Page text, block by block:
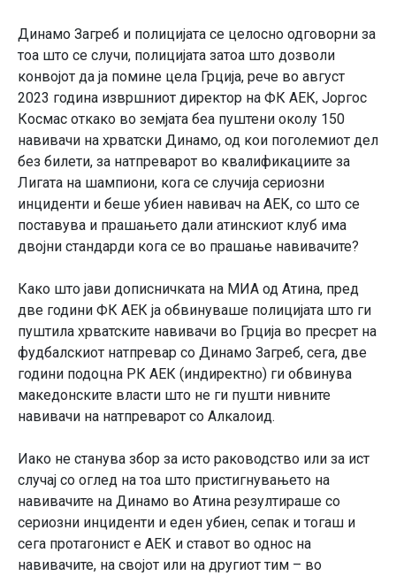
Динамо Загреб и полицијата се целосно одговорни за
тоа што се случи, полицијата затоа што дозволи
конвојот да ја помине цела Грција, рече во август
2023 година извршниот директор на ФК АЕК, Јоргос
Космас откако во земјата беа пуштени околу 150
навивачи на хрватски Динамо, од кои поголемиот дел
без билети, за натпреварот во квалификациите за
Лигата на шампиони, кога се случија сериозни
инциденти и беше убиен навивач на АЕК, со што се
поставува и прашањето дали атинскиот клуб има
двојни стандарди кога се во прашање навивачите?
Како што јави дописничката на МИА од Атина, пред
две години ФК АЕК ја обвинуваше полицијата што ги
пуштила хрватските навивачи во Грција во пресрет на
фудбалскиот натпревар со Динамо Загреб, сега, две
години подоцна РК АЕК (индиректно) ги обвинува
македонските власти што не ги пушти нивните
навивачи на натпреварот со Алкалоид.
Иако не станува збор за исто раководство или за ист
случај со оглед на тоа што пристигнувањето на
навивачите на Динамо во Атина резултираше со
сериозни инциденти и еден убиен, сепак и тогаш и
сега протагонист е АЕК и ставот во однос на
навивачите, на својот или на другиот тим – во